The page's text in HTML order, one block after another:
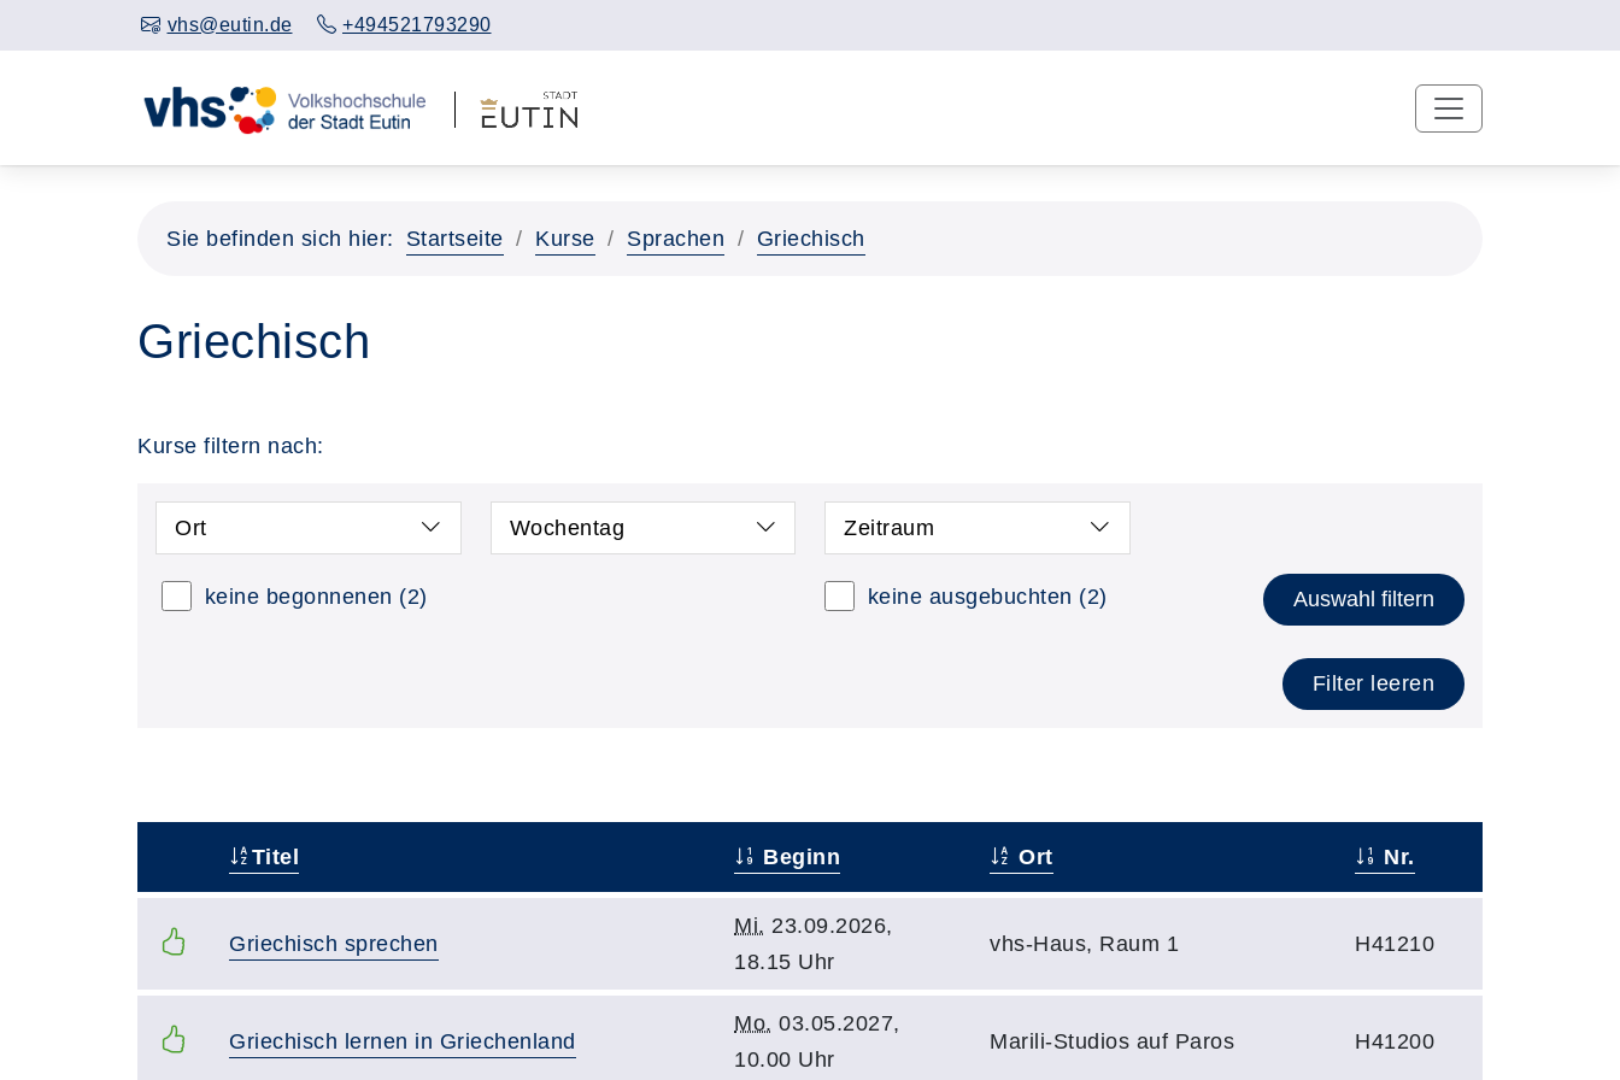
vhs@eutin.de +494521793290
Sie befinden sich hier: Startseite Kurse Sprachen Griechisch
Griechisch
Kurse filtern nach:
Ort Wochentag Zeitraum
keine begonnenen (2) keine ausgebuchten (2) Auswahl filtern
Filter leeren
Titel Beginn Ort Nr.
Griechisch sprechen
Mi. 23.09.2026,
18.15 Uhr
vhs-Haus, Raum 1 H41210
Griechisch lernen in Griechenland
Mo. 03.05.2027,
10.00 Uhr
Marili-Studios auf Paros H41200